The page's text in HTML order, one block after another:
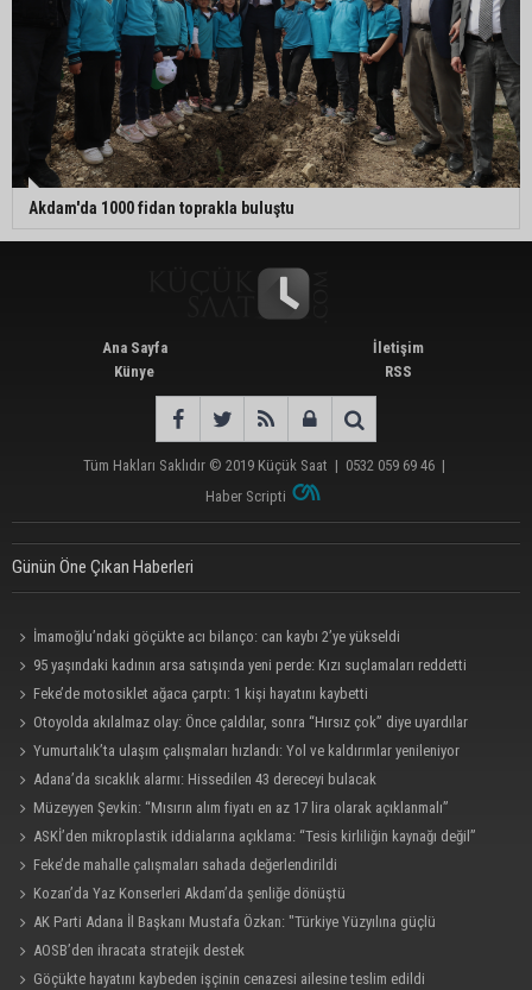
Akdam'da 1000 fidan toprakla buluştu
Ana Sayfa
Künye
İletişim
RSS
Tüm Hakları Saklıdır © 2019 Küçük Saat | 0532 059 69 46 |
Haber Scripti
Günün Öne Çıkan Haberleri
İmamoğlu’ndaki göçükte acı bilanço: can kaybı 2’ye yükseldi
95 yaşındaki kadının arsa satışında yeni perde: Kızı suçlamaları reddetti
Feke’de motosiklet ağaca çarptı: 1 kişi hayatını kaybetti
Otoyolda akılalmaz olay: Önce çaldılar, sonra “Hırsız çok” diye uyardılar
Yumurtalık’ta ulaşım çalışmaları hızlandı: Yol ve kaldırımlar yenileniyor
Adana’da sıcaklık alarmı: Hissedilen 43 dereceyi bulacak
Müzeyyen Şevkin: “Mısırın alım fiyatı en az 17 lira olarak açıklanmalı”
ASKİ’den mikroplastik iddialarına açıklama: “Tesis kirliliğin kaynağı değil”
Feke’de mahalle çalışmaları sahada değerlendirildi
Kozan’da Yaz Konserleri Akdam’da şenliğe dönüştü
AK Parti Adana İl Başkanı Mustafa Özkan: "Türkiye Yüzyılına güçlü
teşkilatımızla yürüyoruz"
AOSB’den ihracata stratejik destek
Göçükte hayatını kaybeden işçinin cenazesi ailesine teslim edildi